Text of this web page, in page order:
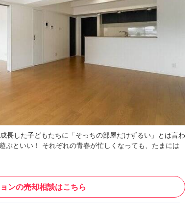
長した子どもたちに「そっちの部屋だけずるい」とは言わ
ぶといい！ それぞれの青春が忙しくなっても、たまには
ンの売却相談はこちら